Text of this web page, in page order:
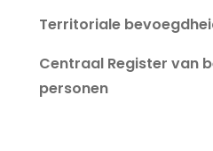
Territoriale
Centraal Register van
personen